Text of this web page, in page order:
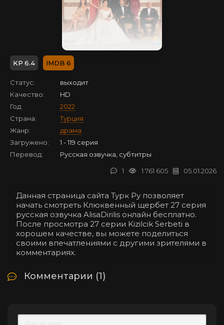
6.4 6
Статус:
выходит
Качество:
HD
Год:
2022
Страна:
Турция
Жанр:
драма
Загружено:
1 - 119 серия
Перевод:
Русская озвучка, субтитры
05.01.2026
1 761 605
1
Данная страница сайта Турк Ру позволяет
начать смотреть Клюквенный щербет 27 серия
русская озвучка AlisaDirilis онлайн бесплатно.
После просмотра 27 серии Kizilcik Serbeti в
хорошем качестве, вы можете поделиться
своими впечатлениями с другими зрителями в
комментариях.
Комментарии (1)